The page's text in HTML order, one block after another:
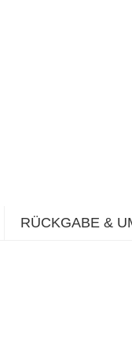
RÜCKGABE &